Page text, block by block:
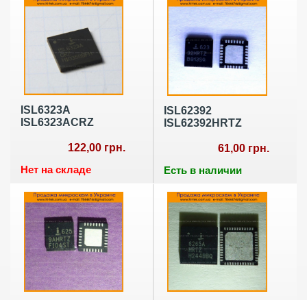
ISL6323A
ISL6323ACRZ
122,00 грн.
Нет на складе
ISL62392
ISL62392HRTZ
61,00 грн.
Есть в наличии